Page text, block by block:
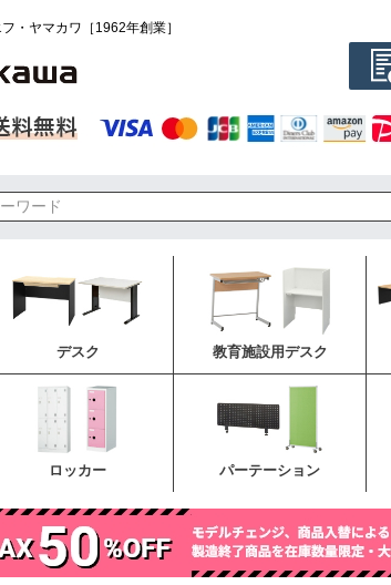
・ヤマカワ［1962年創業］
デスク 教育施設用デスク
ロッカー パーテーション